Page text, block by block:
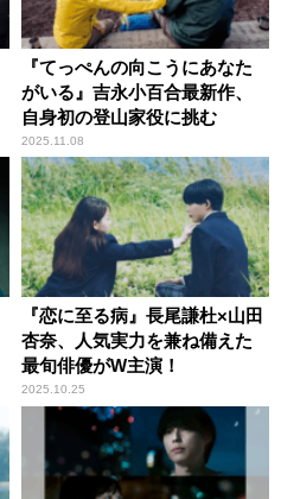
『てっぺんの向こうにあなた
がいる』吉永小百合最新作、
自身初の登山家役に挑む
2025.11.08
『恋に至る病』長尾謙杜×山田
杏奈、人気実力を兼ね備えた
最旬俳優がW主演！
2025.10.25